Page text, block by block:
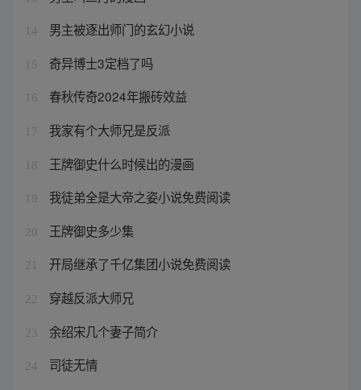
14 男主被逐出师门的玄幻小说
15 奇异博士3定档了吗
16 春秋传奇2024年搬砖效益
17 我家有个大师兄是反派
18 王牌御史什么时候出的漫画
19 我徒弟全是大帝之姿小说免费阅读
20 王牌御史多少集
21 开局继承了千亿集团小说免费阅读
22 穿越反派大师兄
23 余绍宋几个妻子简介
24 司徒无情